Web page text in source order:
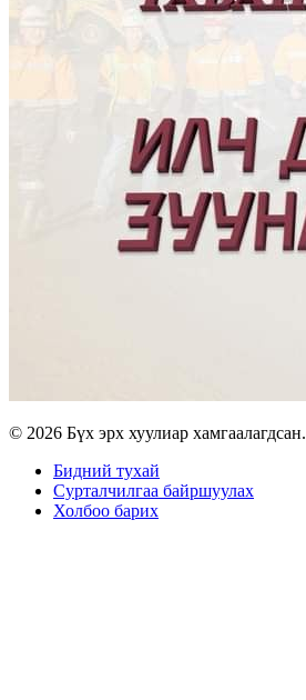
© 2026 Бүх эрх хуулиар хамгаалагдсан.
Бидний тухай
Сурталчилгаа байршуулах
Холбоо барих